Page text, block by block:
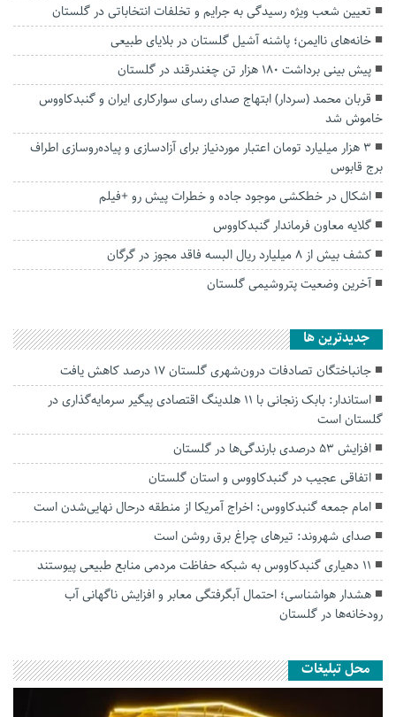
تعیین شعب ویژه رسیدگی به جرایم و تخلفات انتخاباتی در گلستان
خانه‌های ناایمن؛ پاشنه آشیل گلستان در بلایای طبیعی
پیش بینی برداشت ۱۸۰ هزار تن چغندرقند در گلستان
قربان محمد (سردار) ابتهاج صدای رسای سوارکاری ایران و گنبدکاووس
خاموش شد
۳ هزار میلیارد تومان اعتبار موردنیاز برای آزادسازی و پیاده‌روسازی اطراف
برج قابوس
اشکال در خطکشی موجود جاده و خطرات پیش رو +فیلم
گلایه معاون فرماندار گنبدکاووس
کشف بیش از ۸ میلیارد ریال البسه فاقد مجوز در گرگان
آخرین وضعیت پتروشیمی گلستان
جديدترين ها
جانباختگان تصادفات درون‌شهری گلستان ۱۷ درصد کاهش یافت
استاندار: بابک زنجانی با ۱۱ هلدینگ اقتصادی پیگیر سرمایه‌گذاری در
گلستان است
افزایش ۵۳ درصدی بارندگی‌ها در گلستان
اتفاقی عجیب در‌ گنبدکاووس و استان گلستان
امام جمعه گنبدکاووس: اخراج آمریکا از منطقه درحال نهایی‌شدن است
صدای شهروند: تیرهای چراغ برق روشن است
۱۱ دهیاری گنبدکاووس به شبکه حفاظت مردمی منابع طبیعی پیوستند
هشدار هواشناسی؛ احتمال آبگرفتگی معابر و افزایش ناگهانی آب
رودخانه‌ها در گلستان
محل تبلیغات